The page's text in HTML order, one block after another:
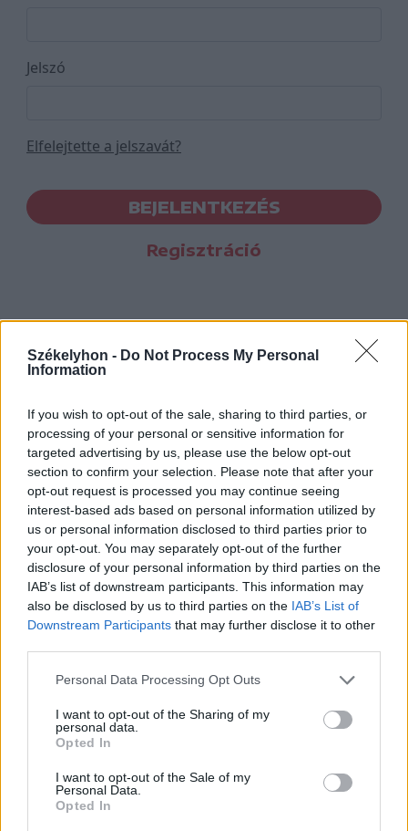
Székelyhon - Do Not Process My Personal
Information
If you wish to opt-out of the sale, sharing to third parties, or
processing of your personal or sensitive information for
targeted advertising by us, please use the below opt-out
section to confirm your selection. Please note that after your
opt-out request is processed you may continue seeing
interest-based ads based on personal information utilized by
us or personal information disclosed to third parties prior to
your opt-out. You may separately opt-out of the further
disclosure of your personal information by third parties on the
IAB’s list of downstream participants. This information may
also be disclosed by us to third parties on the IAB’s List of
Downstream Participants that may further disclose it to other
Personal Data Processing Opt Outs
I want to opt-out of the Sharing of my
personal data.
Opted In
I want to opt-out of the Sale of my
Personal Data.
Opted In
Jelszó
Elfelejtette a jelszavát?
BEJELENTKEZÉS
Regisztráció
Hasznos
Impresszum
Szerzői jogok
Adatvédelmi tájékoztató
Cookie-kezelési tájékoztató
Hozzászólási szabályzat
Nyomtatott lapjaink archívuma
Székely Hírmondó archívuma
Sütibeállítások